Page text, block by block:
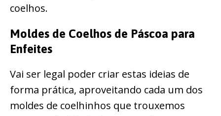
coelhos.
Moldes de Coelhos de Páscoa para
Enfeites
Vai ser legal poder criar estas ideias de
forma prática, aproveitando cada um dos
moldes de coelhinhos que trouxemos